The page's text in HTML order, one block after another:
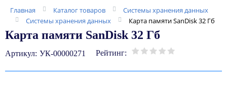
Главная Каталог товаров
Системы хранения данных
Системы хранения данных
Карта памяти SanDisk 32 Гб
Карта памяти SanDisk 32 Гб
Артикул: УК-00000271 Рейтинг: